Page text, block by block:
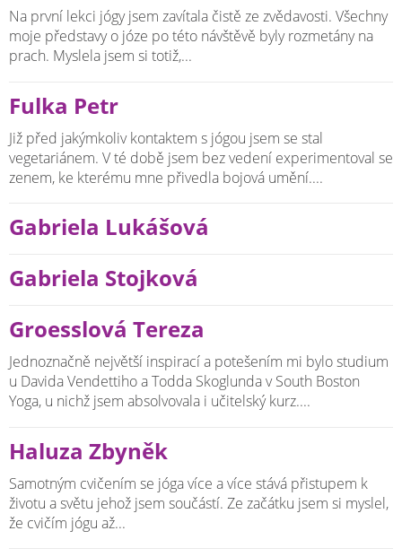
Na první lekci jógy jsem zavítala čistě ze zvědavosti. Všechny
moje představy o józe po této návštěvě byly rozmetány na
prach. Myslela jsem si totiž,...
Fulka Petr
Již před jakýmkoliv kontaktem s jógou jsem se stal
vegetariánem. V té době jsem bez vedení experimentoval se
zenem, ke kterému mne přivedla bojová umění....
Gabriela Lukášová
Gabriela Stojková
Groesslová Tereza
Jednoznačně největší inspirací a potešením mi bylo studium
u Davida Vendettiho a Todda Skoglunda v South Boston
Yoga, u nichž jsem absolvovala i učitelský kurz....
Haluza Zbyněk
Samotným cvičením se jóga více a více stává přistupem k
životu a světu jehož jsem součástí. Ze začátku jsem si myslel,
že cvičím jógu až...